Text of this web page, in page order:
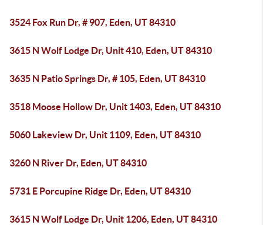
3524 Fox Run Dr, # 907, Eden, UT 84310
3615 N Wolf Lodge Dr, Unit 410, Eden, UT 84310
3635 N Patio Springs Dr, # 105, Eden, UT 84310
3518 Moose Hollow Dr, Unit 1403, Eden, UT 84310
5060 Lakeview Dr, Unit 1109, Eden, UT 84310
3260 N River Dr, Eden, UT 84310
5731 E Porcupine Ridge Dr, Eden, UT 84310
3615 N Wolf Lodge Dr, Unit 1206, Eden, UT 84310